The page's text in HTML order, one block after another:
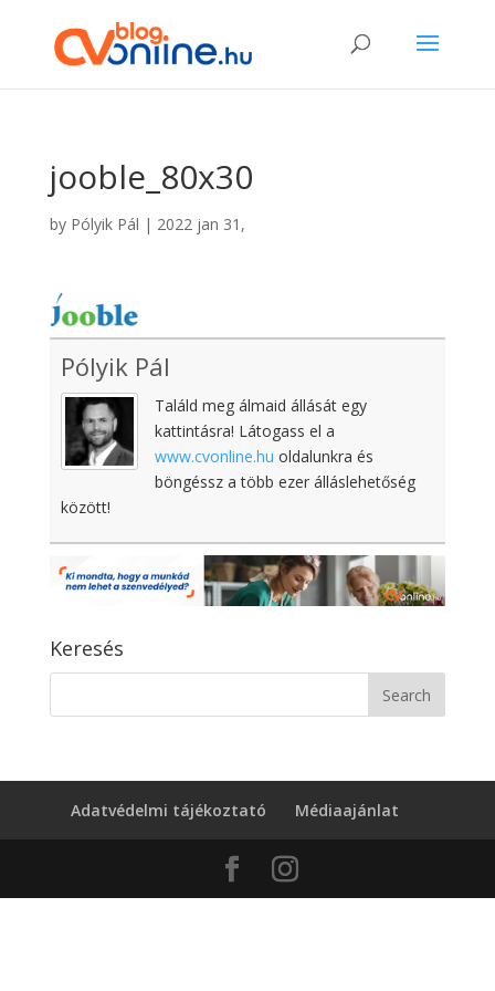
jooble_80x30
by Pólyik Pál | 2022 jan 31,
Pólyik Pál
Találd meg álmaid állását egy
kattintásra! Látogass el a
www.cvonline.hu oldalunkra és
böngéssz a több ezer álláslehetőség
között!
Keresés
Adatvédelmi tájékoztató Médiaajánlat